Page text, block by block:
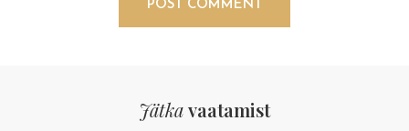
Jätkavaatamist